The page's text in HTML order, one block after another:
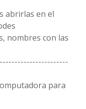
abrirlas en el
nombres con las
para